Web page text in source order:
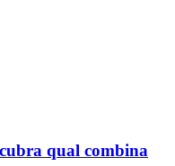
qual combina